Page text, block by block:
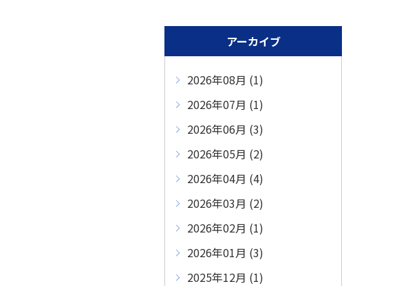
アーカイブ
2026年08月 (1)
2026年07月 (1)
2026年06月 (3)
2026年05月 (2)
2026年04月 (4)
2026年03月 (2)
2026年02月 (1)
2026年01月 (3)
2025年12月 (1)